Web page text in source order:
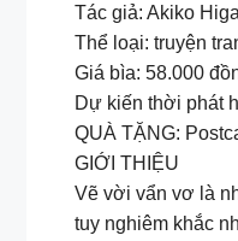
Tác giả: Akiko
Thể loại: truyện
Giá bìa: 58.000
Dự kiến thời phát
QUÀ TẶNG:
GIỚI THIỆU
Vẽ vời vẩn vơ là
tuy nghiêm khắc